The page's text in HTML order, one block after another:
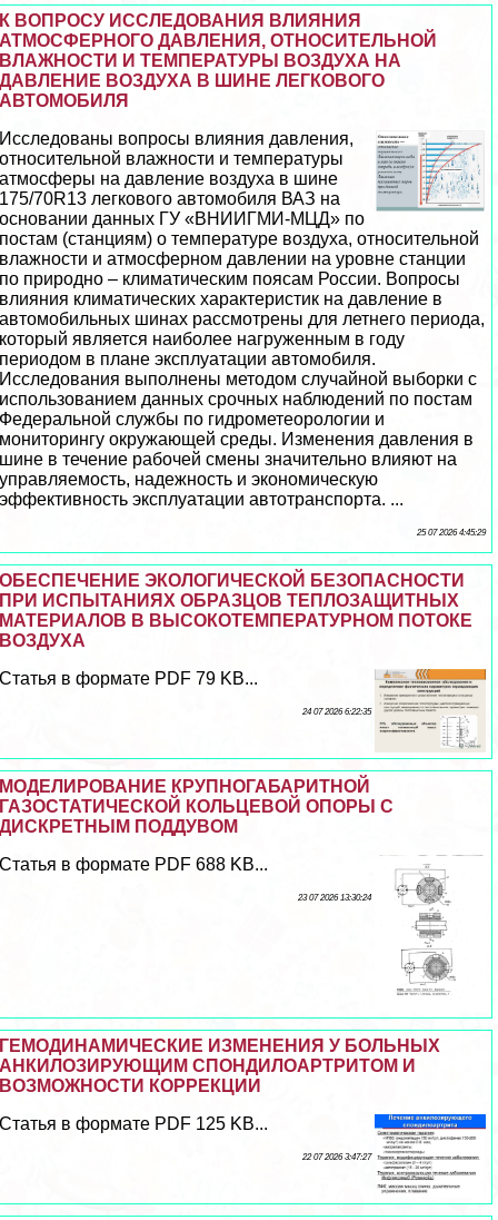
К ВОПРОСУ ИССЛЕДОВАНИЯ ВЛИЯНИЯ
АТМОСФЕРНОГО ДАВЛЕНИЯ, ОТНОСИТЕЛЬНОЙ
ВЛАЖНОСТИ И ТЕМПЕРАТУРЫ ВОЗДУХА НА
ДАВЛЕНИЕ ВОЗДУХА В ШИНЕ ЛЕГКОВОГО
АВТОМОБИЛЯ
Исследованы вопросы влияния давления,
относительной влажности и температуры
атмосферы на давление воздуха в шине
175/70R13 легкового автомобиля ВАЗ на
основании данных ГУ «ВНИИГМИ-МЦД» по
постам (станциям) о температуре воздуха, относительной
влажности и атмосферном давлении на уровне станции
по природно – климатическим поясам России. Вопросы
влияния климатических хаpaктеристик на давление в
автомобильных шинах рассмотрены для летнего периода,
который является наиболее нагруженным в году
периодом в плане эксплуатации автомобиля.
Исследования выполнены методом случайной выборки с
использованием данных срочных наблюдений по постам
Федеральной службы по гидрометеорологии и
мониторингу окружающей среды. Изменения давления в
шине в течение рабочей смены значительно влияют на
управляемость, надежность и экономическую
эффективность эксплуатации автотрaнcпорта. ...
25 07 2026 4:45:29
ОБЕСПЕЧЕНИЕ ЭКОЛОГИЧЕСКОЙ БЕЗОПАСНОСТИ
ПРИ ИСПЫТАНИЯХ ОБРАЗЦОВ ТЕПЛОЗАЩИТНЫХ
МАТЕРИАЛОВ В ВЫСОКОТЕМПЕРАТУРНОМ ПОТОКЕ
ВОЗДУХА
Статья в формате PDF 79 KB...
24 07 2026 6:22:35
МОДЕЛИРОВАНИЕ КРУПНОГАБАРИТНОЙ
ГАЗОСТАТИЧЕСКОЙ КОЛЬЦЕВОЙ ОПОРЫ С
ДИСКРЕТНЫМ ПОДДУВОМ
Статья в формате PDF 688 KB...
23 07 2026 13:30:24
ГЕМОДИНАМИЧЕСКИЕ ИЗМЕНЕНИЯ У БОЛЬНЫХ
АНКИЛОЗИРУЮЩИМ СПОНДИЛОАРТРИТОМ И
ВОЗМОЖНОСТИ КОРРЕКЦИИ
Статья в формате PDF 125 KB...
22 07 2026 3:47:27